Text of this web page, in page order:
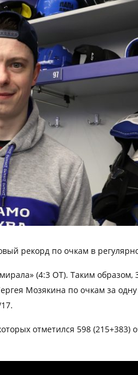
рекорд по очкам в
(4:3 ОТ). Таким образом,
Мозякина по очкам за одну
отметился 598 (215+383)